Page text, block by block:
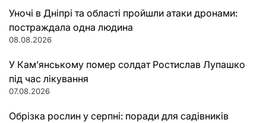
Уночі в Дніпрі та області пройшли атаки дронами:
постраждала одна людина
08.08.2026
У Кам’янському помер солдат Ростислав Лупашко
під час лікування
07.08.2026
Обрізка рослин у серпні: поради для садівників